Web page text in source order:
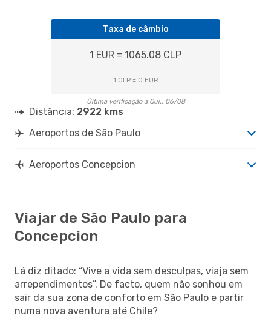
Taxa de câmbio
1 EUR = 1065.08 CLP
1 CLP = 0 EUR
Última verificação a Qui., 06/08
Distância: 2922 kms
Aeroportos de São Paulo
Aeroportos Concepcion
Viajar de São Paulo para
Concepcion
Lá diz ditado: “Vive a vida sem desculpas, viaja sem
arrependimentos”. De facto, quem não sonhou em
sair da sua zona de conforto em São Paulo e partir
numa nova aventura até Chile?